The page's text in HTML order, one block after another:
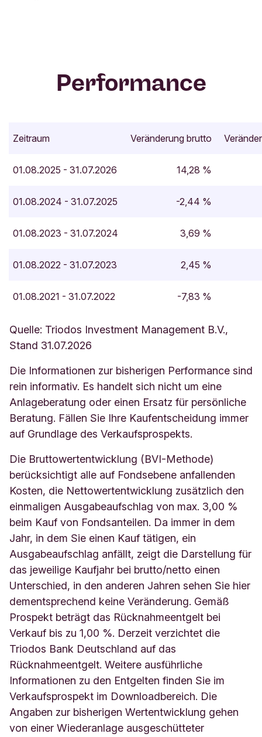
Performance
Zeitraum Veränderung brutto
01.08.2025 - 31.07.2026 14,28 %
01.08.2024 - 31.07.2025 -2,44 %
01.08.2023 - 31.07.2024 3,69 %
01.08.2022 - 31.07.2023 2,45 %
01.08.2021 - 31.07.2022 -7,83 %
Quelle: Triodos Investment Management B.V.,
Stand 31.07.2026
Die Informationen zur bisherigen Performance sind
rein informativ. Es handelt sich nicht um eine
Anlageberatung oder einen Ersatz für persönliche
Beratung. Fällen Sie Ihre Kaufentscheidung immer
auf Grundlage des Verkaufsprospekts.
Die Bruttowertentwicklung (BVI-Methode)
berücksichtigt alle auf Fondsebene anfallenden
Kosten, die Nettowertentwicklung zusätzlich den
einmaligen Ausgabeaufschlag von max. 3,00 %
beim Kauf von Fondsanteilen. Da immer in dem
Jahr, in dem Sie einen Kauf tätigen, ein
Ausgabeaufschlag anfällt, zeigt die Darstellung für
das jeweilige Kaufjahr bei brutto/netto einen
Unterschied, in den anderen Jahren sehen Sie hier
dementsprechend keine Veränderung. Gemäß
Prospekt beträgt das Rücknahmeentgelt bei
Verkauf bis zu 1,00 %. Derzeit verzichtet die
Triodos Bank Deutschland auf das
Rücknahmeentgelt. Weitere ausführliche
Informationen zu den Entgelten finden Sie im
Verkaufsprospekt im Downloadbereich. Die
Angaben zur bisherigen Wertentwicklung gehen
von einer Wiederanlage ausgeschütteter